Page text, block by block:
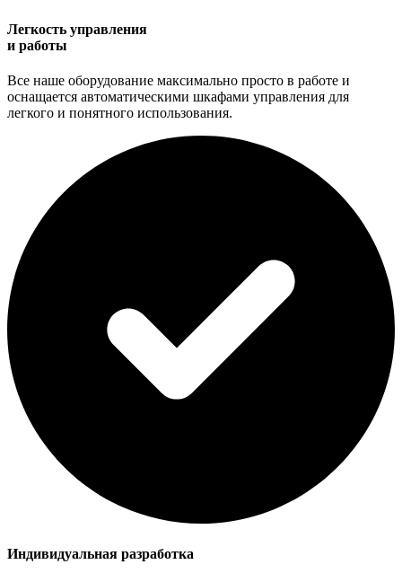
Легкость управления
и работы
Все наше оборудование максимально просто в работе и
оснащается автоматическими шкафами управления для
легкого и понятного использования.
Индивидуальная разработка